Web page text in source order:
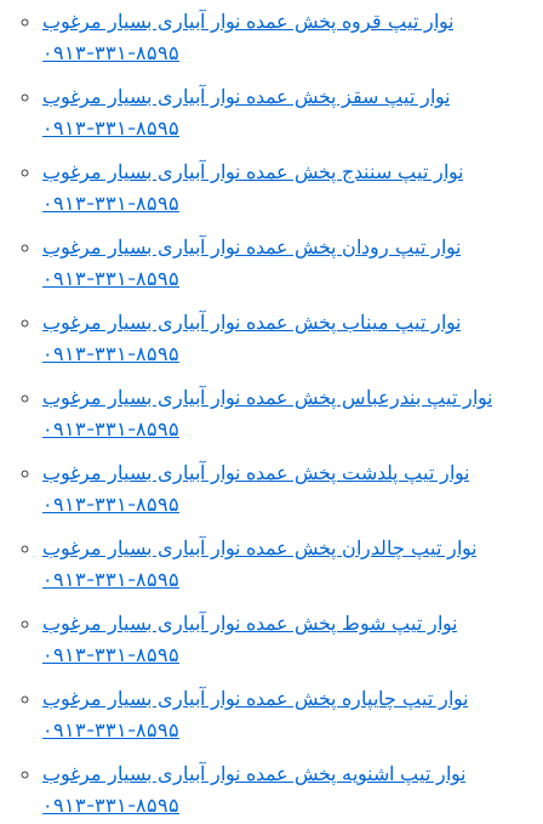
نوار تیپ قروه پخش عمده نوار آبیاری بسیار مرغوب
۸۵۹۵-۳۳۱-۰۹۱۳
نوار تیپ سقز پخش عمده نوار آبیاری بسیار مرغوب
۸۵۹۵-۳۳۱-۰۹۱۳
نوار تیپ سنندج پخش عمده نوار آبیاری بسیار مرغوب
۸۵۹۵-۳۳۱-۰۹۱۳
نوار تیپ رودان پخش عمده نوار آبیاری بسیار مرغوب
۸۵۹۵-۳۳۱-۰۹۱۳
نوار تیپ میناب پخش عمده نوار آبیاری بسیار مرغوب
۸۵۹۵-۳۳۱-۰۹۱۳
نوار تیپ بندرعباس پخش عمده نوار آبیاری بسیار مرغوب
۸۵۹۵-۳۳۱-۰۹۱۳
نوار تیپ پلدشت پخش عمده نوار آبیاری بسیار مرغوب
۸۵۹۵-۳۳۱-۰۹۱۳
نوار تیپ چالدران پخش عمده نوار آبیاری بسیار مرغوب
۸۵۹۵-۳۳۱-۰۹۱۳
نوار تیپ شوط پخش عمده نوار آبیاری بسیار مرغوب
۸۵۹۵-۳۳۱-۰۹۱۳
نوار تیپ چایپاره پخش عمده نوار آبیاری بسیار مرغوب
۸۵۹۵-۳۳۱-۰۹۱۳
نوار تیپ اشنویه پخش عمده نوار آبیاری بسیار مرغوب
۸۵۹۵-۳۳۱-۰۹۱۳